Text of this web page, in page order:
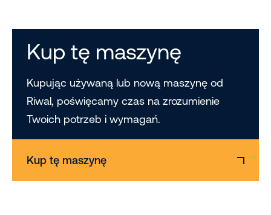
Kup tę maszynę
Kupując używaną lub nową maszynę od
Riwal, poświęcamy czas na zrozumienie
Twoich potrzeb i wymagań.
Kup tę maszynę